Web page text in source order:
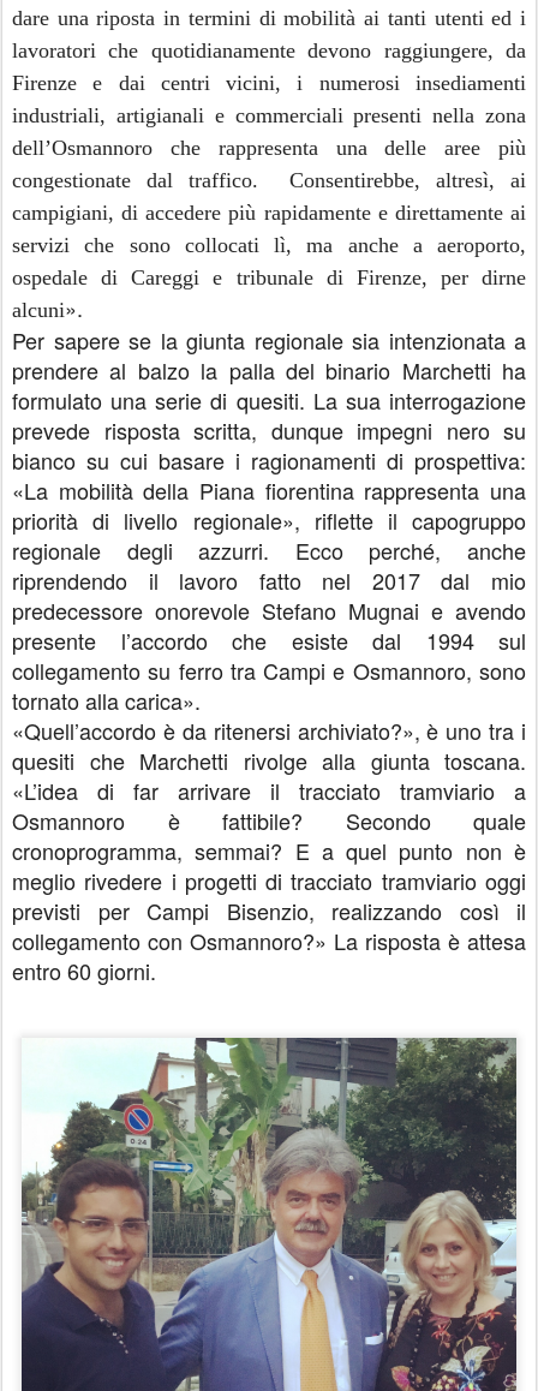
dare una riposta in termini di mobilità ai tanti utenti ed i
lavoratori che quotidianamente devono raggiungere, da
Firenze e dai centri vicini, i numerosi insediamenti
industriali, artigianali e commerciali presenti nella zona
dell’Osmannoro che rappresenta una delle aree più
congestionate dal traffico. Consentirebbe, altresì, ai
campigiani, di accedere più rapidamente e direttamente ai
servizi che sono collocati lì, ma anche a aeroporto,
ospedale di Careggi e tribunale di Firenze, per dirne
alcuni».
Per sapere se la giunta regionale sia intenzionata a
prendere al balzo la palla del binario Marchetti ha
formulato una serie di quesiti. La sua interrogazione
prevede risposta scritta, dunque impegni nero su
bianco su cui basare i ragionamenti di prospettiva:
«La mobilità della Piana fiorentina rappresenta una
priorità di livello regionale», riflette il capogruppo
regionale degli azzurri. Ecco perché, anche
riprendendo il lavoro fatto nel 2017 dal mio
predecessore onorevole Stefano Mugnai e avendo
presente l’accordo che esiste dal 1994 sul
collegamento su ferro tra Campi e Osmannoro, sono
tornato alla carica».
«Quell’accordo è da ritenersi archiviato?», è uno tra i
quesiti che Marchetti rivolge alla giunta toscana.
«L’idea di far arrivare il tracciato tramviario a
Osmannoro è fattibile? Secondo quale
cronoprogramma, semmai? E a quel punto non è
meglio rivedere i progetti di tracciato tramviario oggi
previsti per Campi Bisenzio, realizzando così il
collegamento con Osmannoro?» La risposta è attesa
entro 60 giorni.